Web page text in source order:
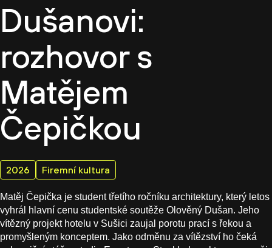
Dušanovi:
rozhovor s
Matějem
Čepičkou
2026 Firemní kultura
Matěj Čepička je student třetího ročníku architektury, který letos
vyhrál hlavní cenu studentské soutěže Olověný Dušan. Jeho
vítězný projekt hotelu v Sušici zaujal porotu prací s řekou a
promyšleným konceptem. Jako odměnu za vítězství ho čeká